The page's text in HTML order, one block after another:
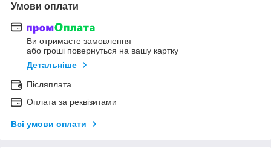
Умови оплати
Ви отримаєте замовлення
або гроші повернуться на вашу картку
Детальніше
Післяплата
Оплата за реквізитами
Всі умови оплати